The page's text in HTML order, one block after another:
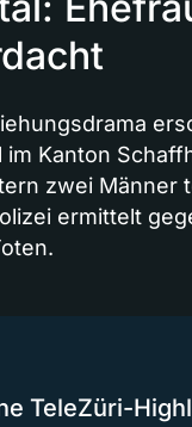
Kanton
zwei Männer
ermittelt
TeleZüri-